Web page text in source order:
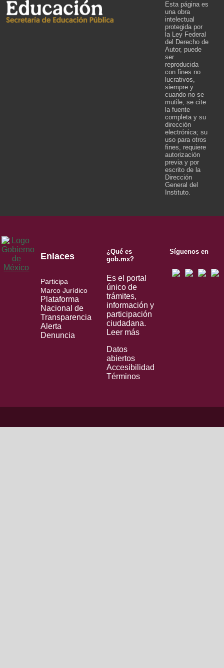
Esta página es
una obra
intelectual
protegida por
la Ley Federal
del Derecho de
Autor, puede
ser
reproducida
con fines no
lucrativos,
siempre y
cuando no se
mutile, se cite
la fuente
completa y su
dirección
electrónica; su
uso para otros
fines, requiere
autorización
previa y por
escrito de la
Dirección
General del
Instituto.
Enlaces
Participa
Marco Jurídico
Plataforma
Nacional de
Transparencia
Alerta
Denuncia
¿Qué es
gob.mx?
Es el portal
único de
trámites,
información y
participación
ciudadana.
Leer más
Datos
abiertos
Accesibilidad
Términos
Síguenos en